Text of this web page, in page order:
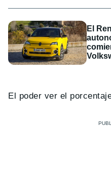
El
El poder ver el